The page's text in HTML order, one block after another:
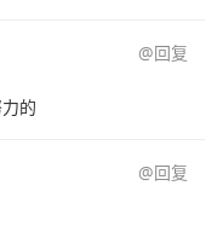
@回复
的
@回复